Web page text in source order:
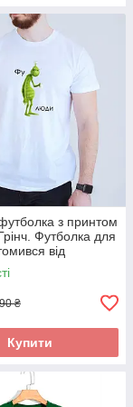
з принтом
Футболка для
від
метушні
₴
Купити